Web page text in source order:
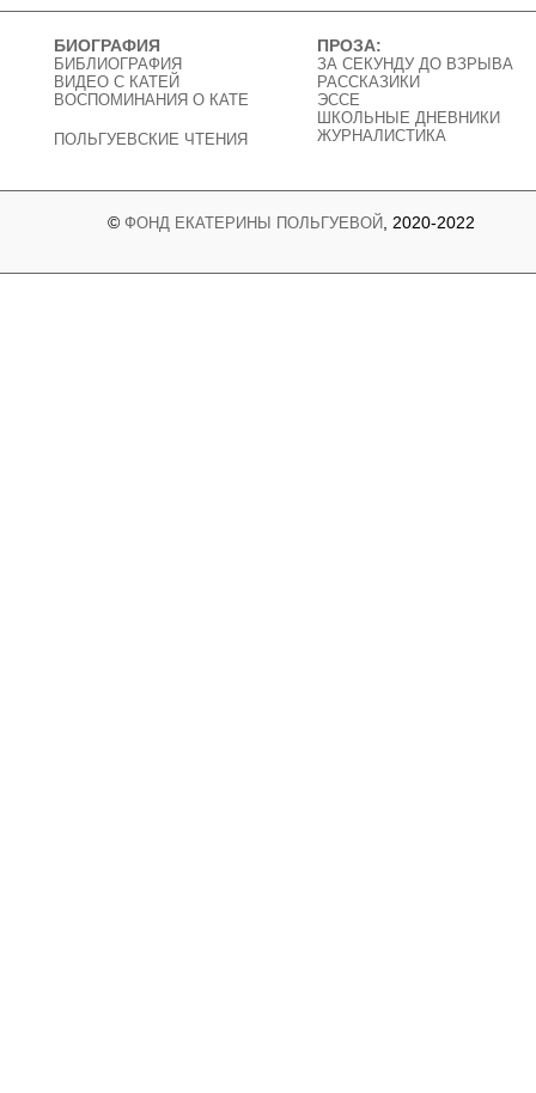
БИОГРАФИЯ
БИБЛИОГРАФИЯ
ВИДЕО C КАТЕЙ
ВОСПОМИНАНИЯ О КАТЕ
ПОЛЬГУЕВСКИЕ ЧТЕНИЯ
ПРОЗА:
ЗА СЕКУНДУ ДО ВЗРЫВА
РАССКАЗИКИ
ЭССЕ
ШКОЛЬНЫЕ ДНЕВНИКИ
ЖУРНАЛИСТИКА
© ФОНД ЕКАТЕРИНЫ ПОЛЬГУЕВОЙ , 2020-2022